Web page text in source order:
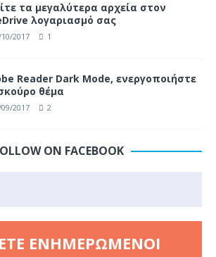
τα μεγαλύτερα αρχεία στον
λογαριασμό σας
2017 1
Reader Dark Mode, ενεργοποιήστε
θέμα
2017 2
ON FACEBOOK
ΕΝΗΜΕΡΩΜΈΝΟΙ